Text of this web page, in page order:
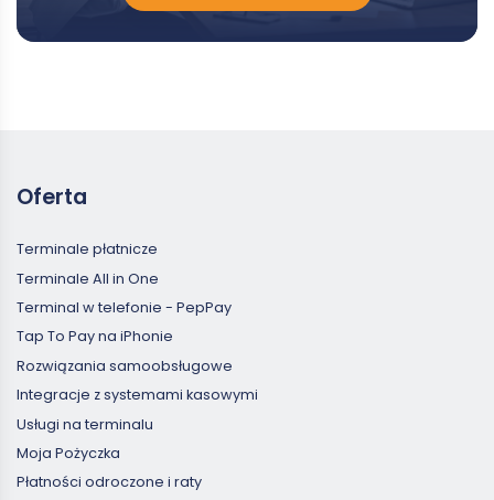
Oferta
Terminale płatnicze
Terminale All in One
Terminal w telefonie - PepPay
Tap To Pay na iPhonie
Rozwiązania samoobsługowe
Integracje z systemami kasowymi
Usługi na terminalu
Moja Pożyczka
Płatności odroczone i raty